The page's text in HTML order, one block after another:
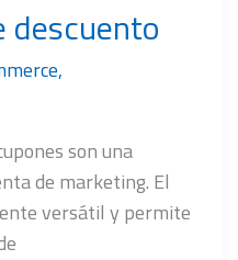
descuento
,
son una
de marketing. El
versátil y permite